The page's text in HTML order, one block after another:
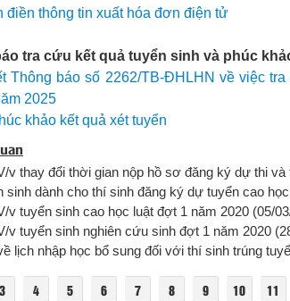
điền thông tin xuất hóa đơn điện tử
tra cứu kết quả tuyển sinh và phúc
Thông báo số 2262/TB-ĐHLHN về việc
2025
khảo kết quả xét tuyển
v thay đổi thời gian nộp hồ sơ đăng ký dự thi và
sinh dành cho thí sinh đăng ký dự tuyển cao
v tuyển sinh cao học luật đợt 1 năm 2020 (05/
v tuyển sinh nghiên cứu sinh đợt 1 năm 2020
lịch nhập học bổ sung đối với thí sinh trúng
3 4 5 6 7 8 9 10 11